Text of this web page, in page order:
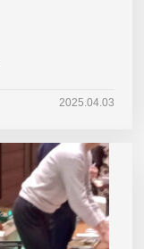
2025.04.03